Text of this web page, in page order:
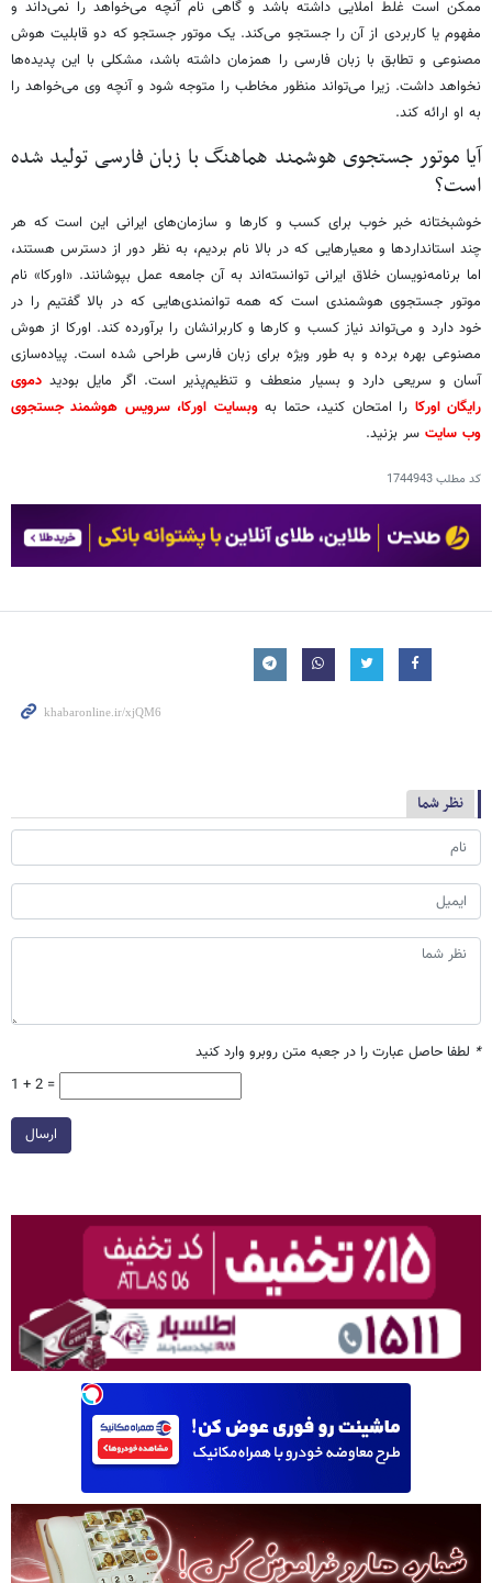
ممکن است غلط املایی داشته باشد و گاهی نام آنچه می‌خواهد را نمی‌داند و
مفهوم یا کاربردی از آن را جستجو می‌کند. یک موتور جستجو که دو قابلیت هوش
مصنوعی و تطابق با زبان فارسی را همزمان داشته باشد، مشکلی با این پدیده‌ها
نخواهد داشت. زیرا می‌تواند منظور مخاطب را متوجه شود و آنچه وی می‌خواهد را
به او ارائه کند.
آیا موتور جستجوی هوشمند هماهنگ با زبان فارسی تولید شده
است؟
خوشبختانه خبر خوب برای کسب و کارها و سازمان‌های ایرانی این است که هر
چند استانداردها و معیارهایی که در بالا نام بردیم، به نظر دور از دسترس هستند،
اما برنامه‌نویسان خلاق ایرانی توانسته‌اند به آن جامعه عمل بپوشانند. «اورکا» نام
موتور جستجوی هوشمندی است که همه توانمندی‌هایی که در بالا گفتیم را در
خود دارد و می‌تواند نیاز کسب و کارها و کاربرانشان را برآورده کند. اورکا از هوش
مصنوعی بهره برده و به طور ویژه برای زبان فارسی طراحی شده است. پیاده‌سازی
آسان و سریعی دارد و بسیار منعطف و تنظیم‌پذیر است. اگر مایل بودید دموی
رایگان اورکا را امتحان کنید، حتما بهوبسایت اورکا، سرویس هوشمند جستجوی
وب سایت سر بزنید.
کد مطلب1744943
نظر شما
* لطفا حاصل عبارت را در جعبه متن روبرو وارد کنید
1 + 2 =
ارسال